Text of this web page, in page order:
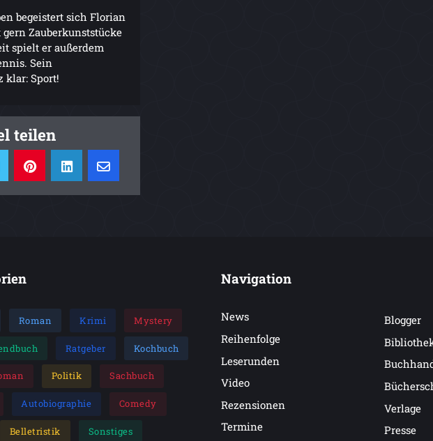
begeistert sich Florian
Zauberkunststücke
spielt er außerdem
Sein
klar: Sport!
teilen
Roman Krimi Mystery
Ratgeber Kochbuch
Politik Sachbuch
Autobiographie Comedy
Belletristik Sonstiges
Navigation
News
Reihenfolge
Leserunden
Video
Rezensionen
Termine
Blogger
Verlage
Presse